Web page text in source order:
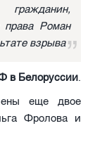
гражданин,
права Роман
взрыва
в Белоруссии.
еще двое
Фролова и